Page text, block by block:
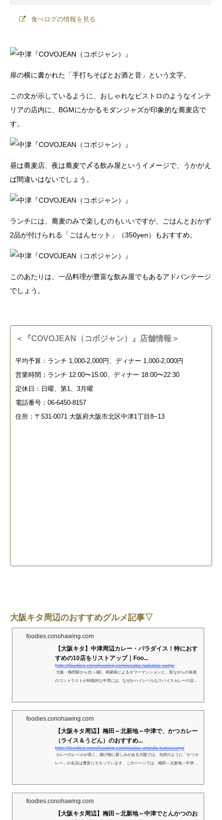
食べログの情報を見る
扉の横に書かれた「手打ちそばとお酒と音」という文字。
この文が示しているように、おしゃれなビストロのようなインテ
リアの店内に、BGMにかかるモダンジャズが印象的な蕎麦店で
す。
昼は蕎麦店、夜は蕎麦で〆る飲み屋というイメージで、うかがえ
ば間違いはないでしょう。
ランチには、蕎麦のみで楽しむのもいいですが、ごはんとおかず
2品が付けられる「ごはんセット」（350yen）もおすすめ。
このあたりは、一品料理が豊富な飲み屋でもあるアドバンテージ
でしょう。
＜『COVOJEAN（コボジャン）』店舗情報＞
平均予算：ランチ 1,000-2,000円、ディナー 1,000-2,000円
営業時間：ランチ 12:00〜15:00、ディナー 18:00〜22:30
定休日：日曜、第1、3月曜
電話番号：06-6450-8157
住所：〒531-0071 大阪府大阪市北区中津1丁目8−13
大阪キタ周辺のおすすめグルメ記事▽
foodies.conohawing.com
【大阪キタ】中津周辺カレー・パラダイス！特におす
すめの10店をリストアップ｜Foo...
http://foodies.conohawing.com/osaka-nakatsu-curry/
大阪・梅田駅から北へ1駅。再開発によるタワーマンションと、昔ながらの長屋
のコントラストが特徴的な中津には、なぜかハイレベルなスパイスカレーの店が
foodies.conohawing.com
【大阪キタ周辺】梅田～北新地～中津で、かつカレー
（ライス＆うどん）のおすすめ...
http://foodies.conohawing.com/osaka-umeda-katsucurry/
カレーのレベルが高く、揚げ物に親しみがある大阪では、当然のように「かつカ
レー」の名店は豊富にそろっています。このページでは、梅田～北新地～中津な
foodies.conohawing.com
【大阪キタ周辺】梅田～北新地～中津でとんかつのお